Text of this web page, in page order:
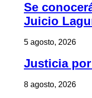
Se
Juicio
5 agosto, 2026
Justicia
8 agosto, 2026